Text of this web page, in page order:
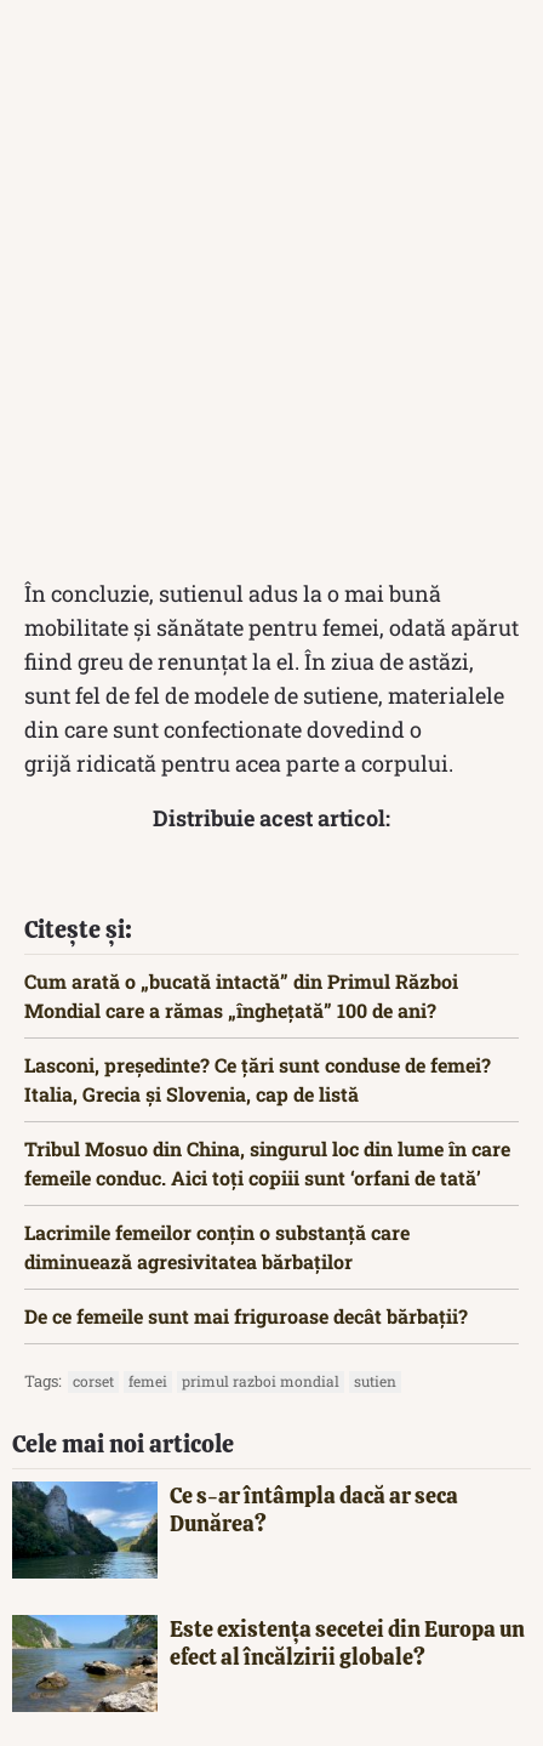
În concluzie, sutienul adus la o mai bună
mobilitate și sănătate pentru femei, odată apărut
fiind greu de renunțat la el. În ziua de astăzi,
sunt fel de fel de modele de sutiene, materialele
din care sunt confectionate dovedind o
grijă ridicată pentru acea parte a corpului.
Distribuie acest articol:
Citește și:
Cum arată o „bucată intactă” din Primul Război
Mondial care a rămas „înghețată” 100 de ani?
Lasconi, președinte? Ce țări sunt conduse de femei?
Italia, Grecia și Slovenia, cap de listă
Tribul Mosuo din China, singurul loc din lume în care
femeile conduc. Aici toți copiii sunt ‘orfani de tată’
Lacrimile femeilor conțin o substanță care
diminuează agresivitatea bărbaților
De ce femeile sunt mai friguroase decât bărbații?
Tags: corset femei primul razboi mondial sutien
Cele mai noi articole
Ce s-ar întâmpla dacă ar seca
Dunărea?
Este existența secetei din Europa un
efect al încălzirii globale?